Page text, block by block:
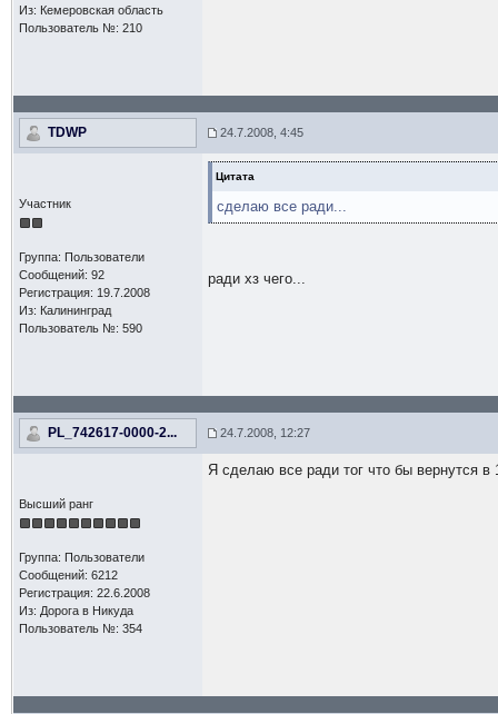
Из: Кемеровская область
Пользователь №: 210
TDWP 24.7.2008, 4:45
Участник
Группа: Пользователи
Сообщений: 92
Регистрация: 19.7.2008
Из: Калининград
Пользователь №: 590
Цитата
сделаю все ради...
ради хз чего...
PL_742617-0000-2... 24.7.2008, 12:27
Высший ранг
Группа: Пользователи
Сообщений: 6212
Регистрация: 22.6.2008
Из: Дорога в Никуда
Пользователь №: 354
Я сделаю все ради тог что бы вернутся в